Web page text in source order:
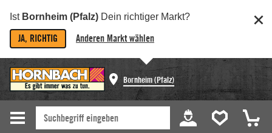
Ist Bornheim (Pfalz) Dein richtiger Markt?
JA, RICHTIG Anderen Markt wählen
Bornheim (Pfalz)